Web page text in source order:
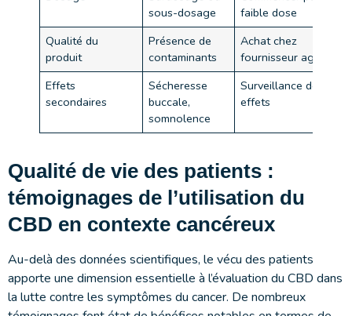
sous-dosage
faible dose
Qualité du
produit
Présence de
contaminants
Achat chez
fournisseur agréé
Effets
secondaires
Sécheresse
buccale,
somnolence
Surveillance des
effets
Qualité de vie des patients :
témoignages de l’utilisation du
CBD en contexte cancéreux
Au-delà des données scientifiques, le vécu des patients
apporte une dimension essentielle à l’évaluation du CBD dans
la lutte contre les symptômes du cancer. De nombreux